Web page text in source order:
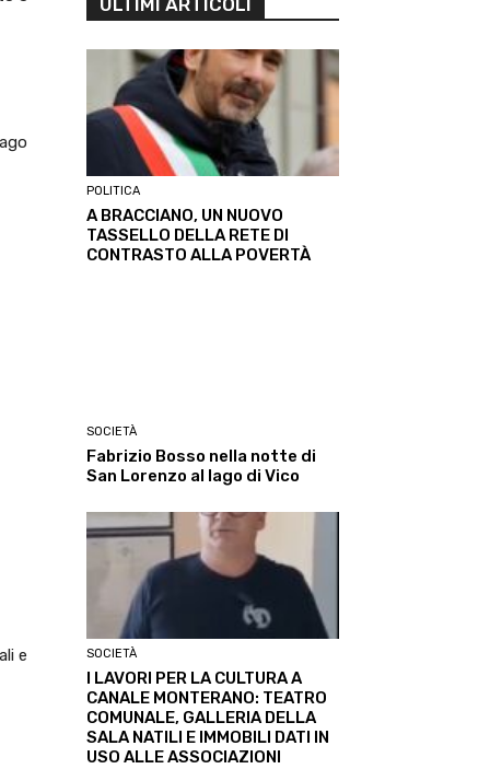
e
ULTIMI ARTICOLI
POLITICA
A BRACCIANO, UN NUOVO
TASSELLO DELLA RETE DI
CONTRASTO ALLA POVERTÀ
SOCIETÀ
Fabrizio Bosso nella notte di
San Lorenzo al lago di Vico
SOCIETÀ
I LAVORI PER LA CULTURA A
CANALE MONTERANO: TEATRO
COMUNALE, GALLERIA DELLA
SALA NATILI E IMMOBILI DATI IN
USO ALLE ASSOCIAZIONI